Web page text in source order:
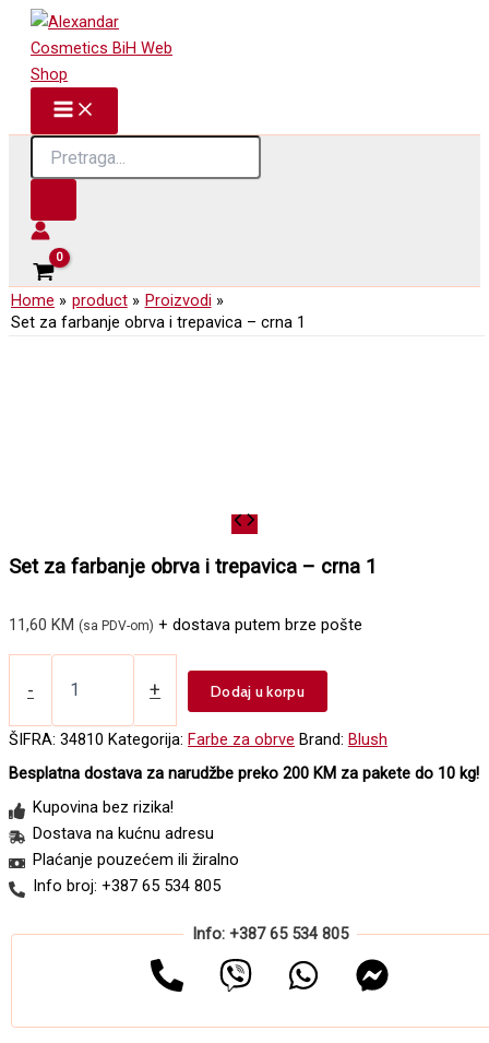
Skip
content
Products
search
Home product
Proizvodi
Set za farbanje obrva i trepavica – crna 1
Set za farbanje obrva i trepavica – crna 1
11,60 KM (sa PDV-om) + dostava putem brze pošte
-
obrva
i
trepavica
crna
1
količina
+ Dodaj u korpu
ŠIFRA: 34810 Kategorija: Farbe za obrve Brand: Blush
Besplatna dostava za narudžbe preko 200 KM za pakete do 10 kg!
Kupovina bez rizika!
Dostava na kućnu adresu
Plaćanje pouzećem ili žiralno
Info broj: +387 65 534 805
Info: +387 65 534 805